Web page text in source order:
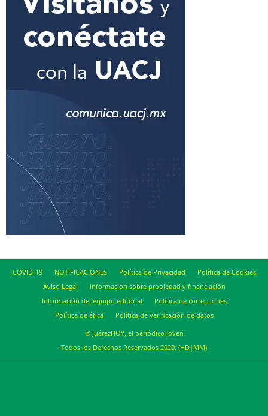
COVID-19 NOTIFICACIONES Política de Privacidad
Política de Cookies
Aviso Legal
Información sobre propiedad y financiación
Información del equipo editorial
Política de correcciones
Política de ética
Política de verificación de datos
© JuárezHOY, el periódico joven
Todos los Derechos Reservados 2020. (HD|MM)